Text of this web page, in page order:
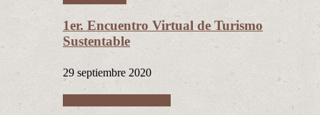
1er. Encuentro Virtual de Turismo
Sustentable
29 septiembre 2020